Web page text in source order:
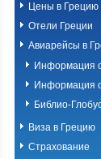
Цены в Грецию
Отели Греции
Авиарейсы в
Информация
Информация
Библио-
Виза в Грецию
Страхование